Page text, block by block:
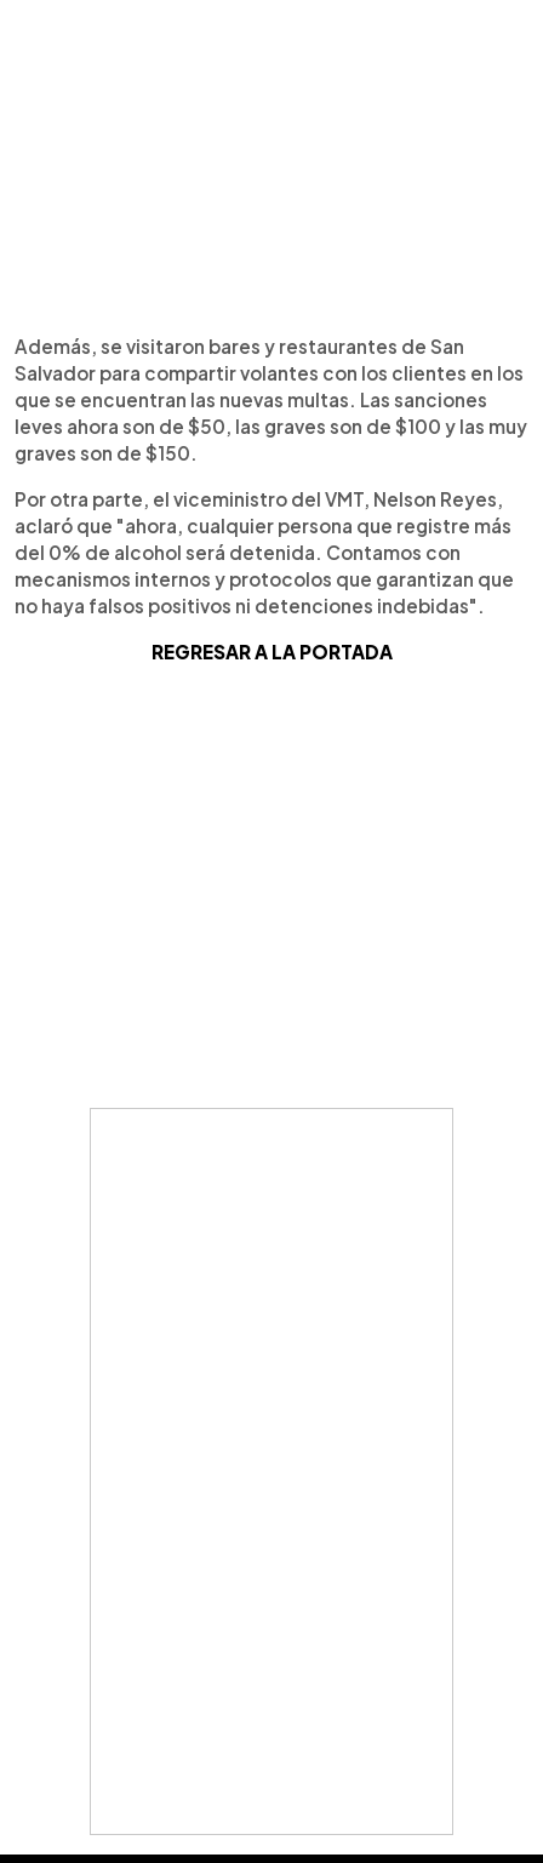
Además, se visitaron bares y restaurantes de San
Salvador para compartir volantes con los clientes en los
que se encuentran las nuevas multas. Las sanciones
leves ahora son de $50, las graves son de $100 y las muy
graves son de $150.
Por otra parte, el viceministro del VMT, Nelson Reyes,
aclaró que "ahora, cualquier persona que registre más
del 0% de alcohol será detenida. Contamos con
mecanismos internos y protocolos que garantizan que
no haya falsos positivos ni detenciones indebidas".
REGRESAR A LA PORTADA